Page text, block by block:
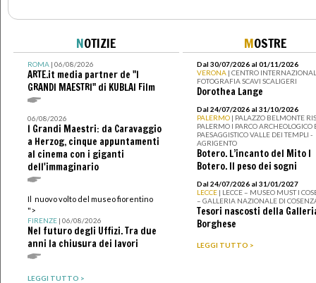
NOTIZIE
ROMA| 06/08/2026
ARTE.it media partner de "I
GRANDI MAESTRI" di KUBLAI Film
06/08/2026
I Grandi Maestri: da Caravaggio
a Herzog, cinque appuntamenti
al cinema con i giganti
dell'immaginario
Il nuovo volto del museo fiorentino
">
FIRENZE| 06/08/2026
Nel futuro degli Uffizi. Tra due
anni la chiusura dei lavori
LEGGI TUTTO >
MOSTRE
Dal 30/07/2026 al 01/11/2026
VERONA | CENTRO
FOTOGRAFIA SCAVI SCALIGERI
Dorothea Lange
Dal 24/07/2026 al 31/10/2026
PALERMO | PALAZZO BELMONTE
PALERMO I PARCO ARCHEOLOGICO
PAESAGGISTICO VALLE DEI TEMPLI -
AGRIGENTO
Botero. L’incanto del Mito I
Botero. Il peso dei sogni
Dal 24/07/2026 al 31/01/2027
LECCE | LECCE – MUSEO MUST I
– GALLERIA NAZIONALE DI
Tesori nascosti della
Borghese
LEGGI TUTTO >